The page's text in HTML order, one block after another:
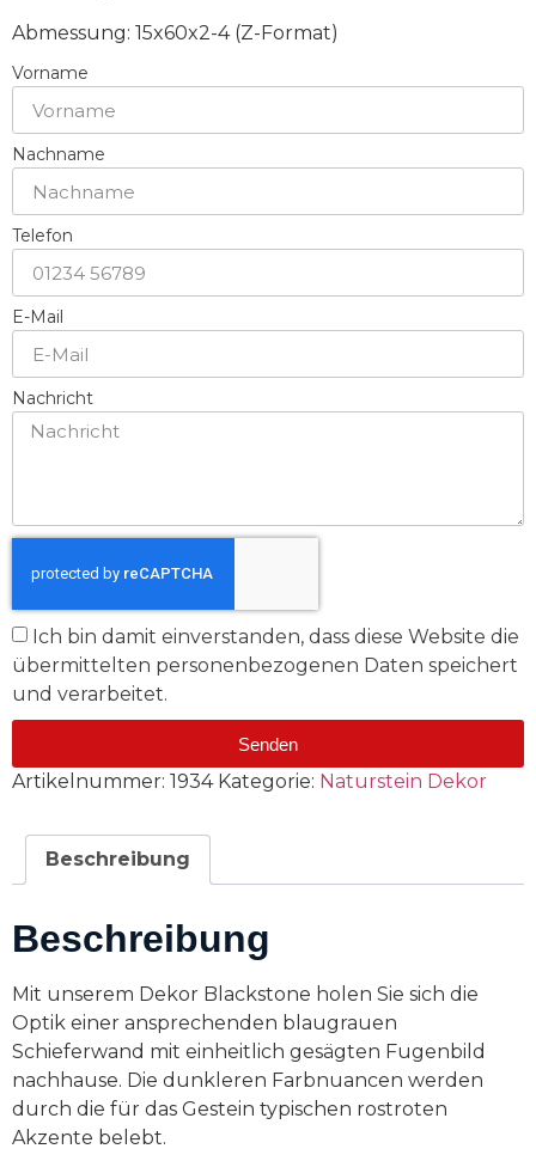
Abmessung: 15x60x2-4 (Z-Format)
Vorname
Nachname
Telefon
E-Mail
Nachricht
Ich bin damit einverstanden, dass diese Website die
übermittelten personenbezogenen Daten speichert
und verarbeitet.
Senden
Artikelnummer: 1934 Kategorie: Naturstein Dekor
Beschreibung
Beschreibung
Mit unserem Dekor Blackstone holen Sie sich die
Optik einer ansprechenden blaugrauen
Schieferwand mit einheitlich gesägten Fugenbild
nachhause. Die dunkleren Farbnuancen werden
durch die für das Gestein typischen rostroten
Akzente belebt.